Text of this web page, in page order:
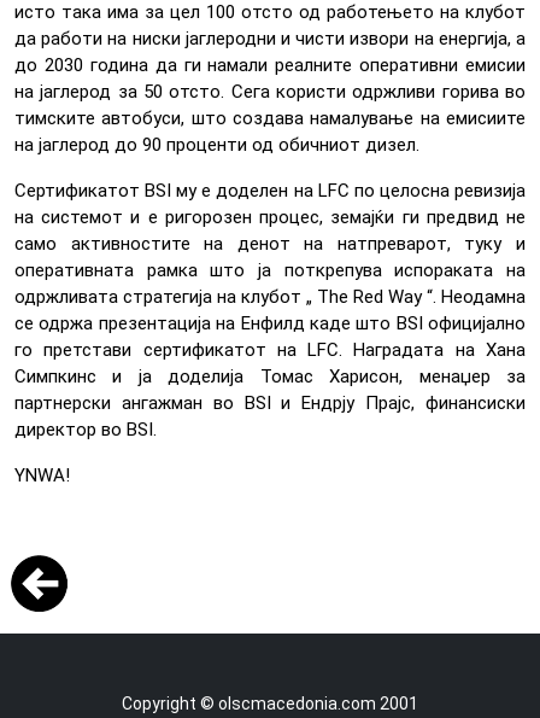
исто така има за цел 100 отсто од работењето на клубот
да работи на ниски јаглеродни и чисти извори на енергија, а
до 2030 година да ги намали реалните оперативни емисии
на јаглерод за 50 отсто. Сега користи одржливи горива во
тимските автобуси, што создава намалување на емисиите
на јаглерод до 90 проценти од обичниот дизел.
Сертификатот BSI му е доделен на LFC по целосна ревизија
на системот и е ригорозен процес, земајќи ги предвид не
само активностите на денот на натпреварот, туку и
оперативната рамка што ја поткрепува испораката на
одржливата стратегија на клубот „ The Red Way “. Неодамна
се одржа презентација на Енфилд каде што BSI официјално
го претстави сертификатот на LFC. Наградата на Хана
Симпкинс и ја доделија Томас Харисон, менаџер за
партнерски ангажман во BSI и Ендрју Прајс, финансиски
директор во BSI.
YNWA!
Copyright © olscmacedonia.com 2001